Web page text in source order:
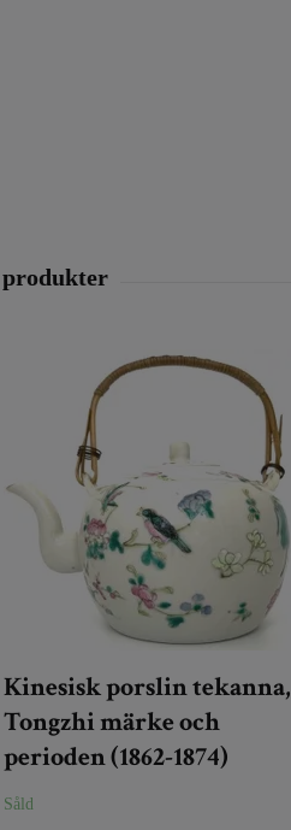
Kinesisk porslin tekanna,
Tongzhi märke och
perioden (1862-1874)
Såld